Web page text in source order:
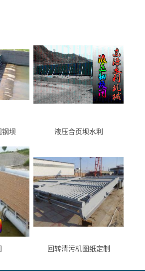
钢坝 液压合页坝水利
回转清污机图纸定制